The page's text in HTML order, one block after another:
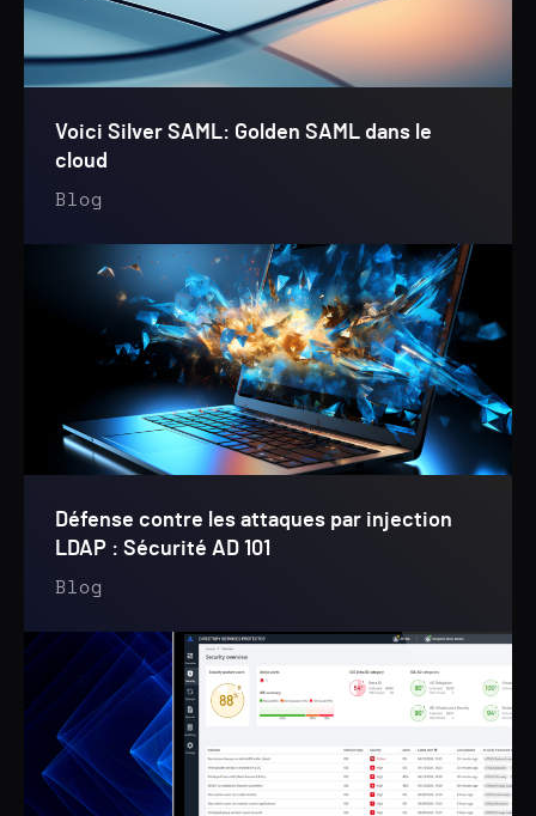
Voici Silver SAML: Golden SAML dans le
cloud
Blog
Défense contre les attaques par injection
LDAP : Sécurité AD 101
Blog